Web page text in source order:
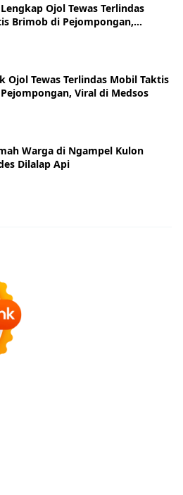
Ojol Tewas Terlindas
Brimob di Pejompongan,
Antar Orderan
Ojol Tewas Terlindas Mobil Taktis
Viral di Medsos
Warga di Ngampel Kulon
Dilalap Api